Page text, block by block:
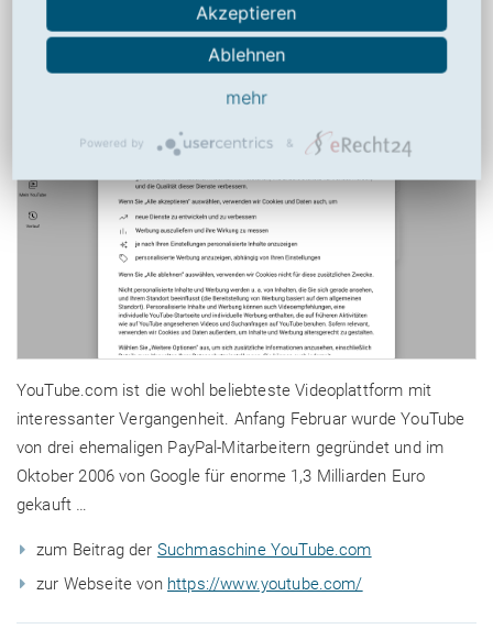
53 Bewertungen
(53Bewertungen, Durchschnitt:6,32aus 10)
YouTube.com ist die wohl beliebteste Videoplattform mit
interessanter Vergangenheit. Anfang Februar wurde YouTube
von drei ehemaligen PayPal-Mitarbeitern gegründet und im
Oktober 2006 von Google für enorme 1,3 Milliarden Euro
gekauft …
zum Beitrag der Suchmaschine YouTube.com
zur Webseite von https://www.youtube.com/
Akzeptieren
Ablehnen
mehr
Powered by &